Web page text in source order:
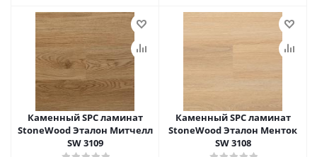
Каменный SPC ламинат
StoneWood Эталон Митчелл
SW 3109
Каменный SPC ламинат
StoneWood Эталон Менток
SW 3108